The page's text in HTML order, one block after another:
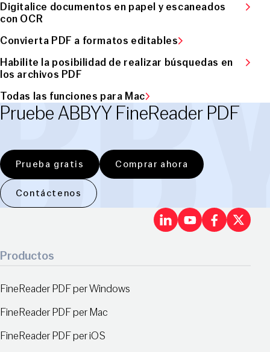
Digitalice documentos en papel y escaneados
con OCR
Convierta PDF a formatos editables
Habilite la posibilidad de realizar búsquedas en
los archivos PDF
Todas las funciones para Mac
Pruebe ABBYY FineReader PDF
Prueba gratis Comprar ahora
Contáctenos
LinkedInX
Productos
FineReader PDF per Windows
FineReader PDF per Mac
FineReader PDF per iOS